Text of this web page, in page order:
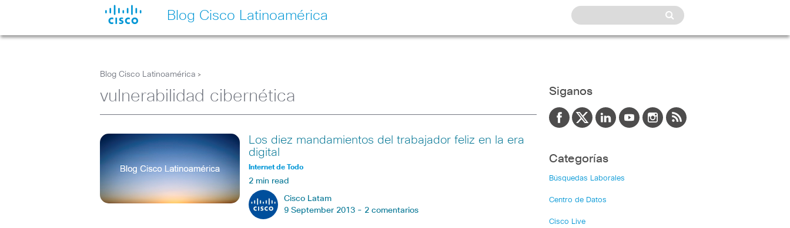
Blog Cisco Latinoamérica
Blog Cisco Latinoamérica >
vulnerabilidad cibernética
Los diez mandamientos del trabajador feliz en la era
digital
Internet de Todo
2 min read
Cisco Latam
9 September 2013 - 2 comentarios
Siganos
Categorías
Búsquedas Laborales
Centro de Datos
Cisco Live